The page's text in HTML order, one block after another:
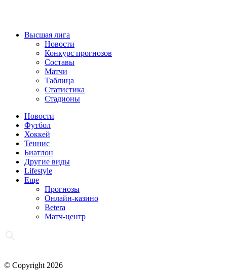
Высшая лига
Новости
Конкурс прогнозов
Составы
Матчи
Таблица
Статистика
Стадионы
Новости
Футбол
Хоккей
Теннис
Биатлон
Другие виды
Lifestyle
Еще
Прогнозы
Онлайн-казино
Betera
Матч-центр
© Copyright 2026